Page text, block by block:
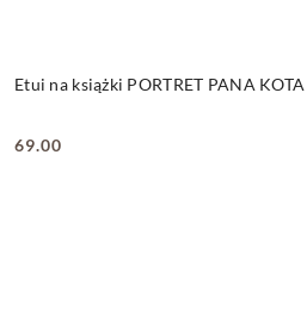
Etui na książki PORTRET PANA KOTA
Cena:
69.00